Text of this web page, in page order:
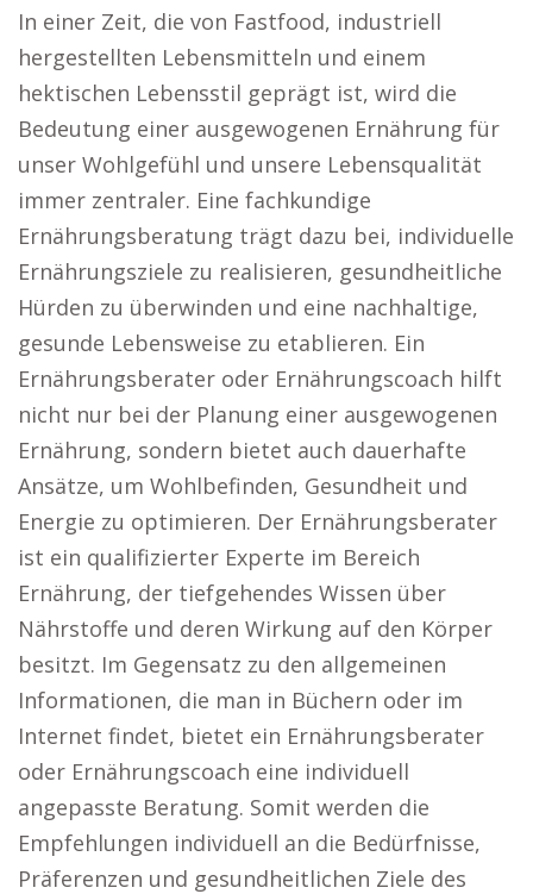
In einer Zeit, die von Fastfood, industriell
hergestellten Lebensmitteln und einem
hektischen Lebensstil geprägt ist, wird die
Bedeutung einer ausgewogenen Ernährung für
unser Wohlgefühl und unsere Lebensqualität
immer zentraler. Eine fachkundige
Ernährungsberatung trägt dazu bei, individuelle
Ernährungsziele zu realisieren, gesundheitliche
Hürden zu überwinden und eine nachhaltige,
gesunde Lebensweise zu etablieren. Ein
Ernährungsberater oder Ernährungscoach hilft
nicht nur bei der Planung einer ausgewogenen
Ernährung, sondern bietet auch dauerhafte
Ansätze, um Wohlbefinden, Gesundheit und
Energie zu optimieren. Der Ernährungsberater
ist ein qualifizierter Experte im Bereich
Ernährung, der tiefgehendes Wissen über
Nährstoffe und deren Wirkung auf den Körper
besitzt. Im Gegensatz zu den allgemeinen
Informationen, die man in Büchern oder im
Internet findet, bietet ein Ernährungsberater
oder Ernährungscoach eine individuell
angepasste Beratung. Somit werden die
Empfehlungen individuell an die Bedürfnisse,
Präferenzen und gesundheitlichen Ziele des